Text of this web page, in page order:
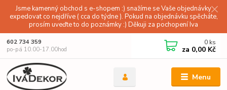
Jsme kamenný obchod s e-shopem :) snažíme se Vaše objednávky
expedovat co nejdříve ( cca do týdne ). Pokud na objednávku spěcháte,
prosím uveďte to do poznámky :) Děkuji za pochopení Iva
Menu
602 734 359
po-pá 10.00-17.00hod
0 ks
za 0,00 Kč